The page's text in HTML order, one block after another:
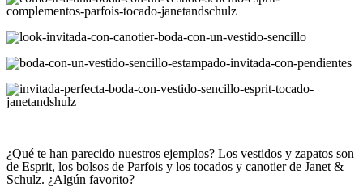
¿Qué te han parecido nuestros ejemplos? Los vestidos y zapatos son
de Esprit, los bolsos de Parfois y los tocados y canotier de Janet &
Schulz. ¿Algún favorito?